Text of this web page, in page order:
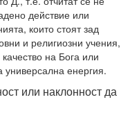
действие или
които стоят зад
и религиозни учения,
на Бога или
универсална енергия.
или наклонност да